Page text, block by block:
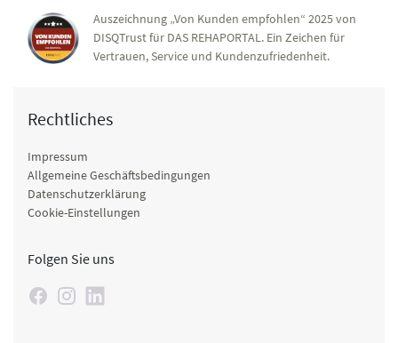
Auszeichnung „Von Kunden empfohlen“ 2025 von
DISQTrust für DAS REHAPORTAL. Ein Zeichen für
Vertrauen, Service und Kundenzufriedenheit.
Rechtliches
Impressum
Allgemeine Geschäftsbedingungen
Datenschutzerklärung
Cookie-Einstellungen
Folgen Sie uns